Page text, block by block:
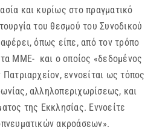
και κυρίως στο πραγματικό
του θεσμού του Συνοδικού
όπως είπε, από τον τρόπο
ΜΜΕ- και ο οποίος «δεδομένος
εννοείται ως τόπος
αλληλοπεριχωρίσεως, και
της Εκκλησίας. Εννοείτε
ακροάσεων».